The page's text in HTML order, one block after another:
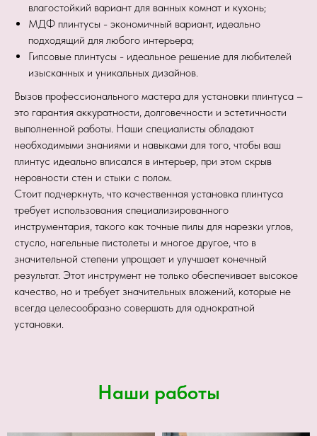
влагостойкий вариант для ванных комнат и кухонь;
МДФ плинтусы - экономичный вариант, идеально
подходящий для любого интерьера;
Гипсовые плинтусы - идеальное решение для любителей
изысканных и уникальных дизайнов.
Вызов профессионального мастера для установки плинтуса –
это гарантия аккуратности, долговечности и эстетичности
выполненной работы. Наши специалисты обладают
необходимыми знаниями и навыками для того, чтобы ваш
плинтус идеально вписался в интерьер, при этом скрыв
неровности стен и стыки с полом.
Стоит подчеркнуть, что качественная установка плинтуса
требует использования специализированного
инструментария, такого как точные пилы для нарезки углов,
стусло, нагельные пистолеты и многое другое, что в
значительной степени упрощает и улучшает конечный
результат. Этот инструмент не только обеспечивает высокое
качество, но и требует значительных вложений, которые не
всегда целесообразно совершать для однократной
установки.
Наши работы